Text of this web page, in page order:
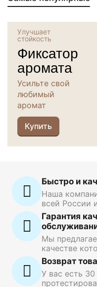
Улучшает
стойкость
Фиксатор
аромата
Усильте свой
любимый
аромат
Купить
Быстро и
Наша
всей России
Гарантия
Мы
качестве
Возврат
У вас есть